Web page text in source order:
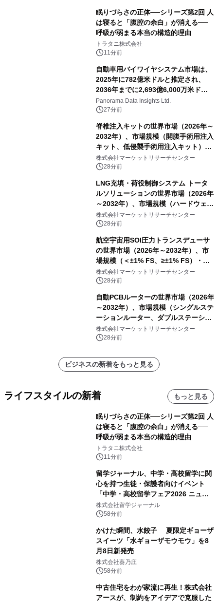
眠りづらさの正体──シリーズ第2回 人
は寝ると「腹腔の余白」が消える──
呼吸が弱まる本当の構造的理由
トラタニ株式会社
11分前
自動車用バイワイヤシステム市場は、
2025年に782億米ドルと推定され、
2036年までに2,693億6,000万米ドル
に達すると予測されており、予測期間
（2026年～2036年）
Panorama Data Insights Ltd.
27分前
脊椎注入キットの世界市場（2026年～
2032年）、市場規模（開腹手術用注入
キット、低侵襲手術用注入キット）・
分析レポートを発表
株式会社マーケットリサーチセンター
28分前
LNG充填・荷役制御システム トータ
ルソリューションの世界市場（2026年
～2032年）、市場規模（ハードウェ
ア、ソフトウェア、サービス）・分析
レポートを発表
株式会社マーケットリサーチセンター
28分前
航空宇宙用SOI圧力トランスデューサ
の世界市場（2026年～2032年）、市
場規模（＜±1% FS、≥±1% FS）・分
析レポートを発表
株式会社マーケットリサーチセンター
28分前
自動PCBルーターの世界市場（2026年
～2032年）、市場規模（シングルステ
ーションルーター、ダブルステーショ
ンルーター）・分析レポートを発表
株式会社マーケットリサーチセンター
28分前
ビジネスの新着をもっと見る
ライフスタイルの新着 もっと見る
眠りづらさの正体──シリーズ第2回 人
は寝ると「腹腔の余白」が消える──
呼吸が弱まる本当の構造的理由
トラタニ株式会社
11分前
留学ジャーナル、中学・高校留学に関
心を持つ生徒・保護者向けイベント
「中学・高校留学フェア2026 ニュー
ジーランド＆オーストラリア」を
9/12(土)に開催
株式会社留学ジャーナル
58分前
かけた瞬間、水餃子 夏限定ギョーザ
スイーツ「水ギョーザモウモウ」を8
月8日新発売
株式会社葵乃庄
58分前
中古住宅をわが家流に再生！株式会社
アースが、制約をアイデアで克服した